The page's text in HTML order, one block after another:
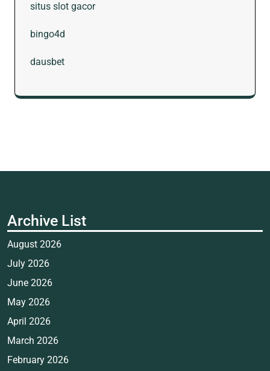
situs slot gacor
bingo4d
dausbet
Archive List
August 2026
July 2026
June 2026
May 2026
April 2026
March 2026
February 2026